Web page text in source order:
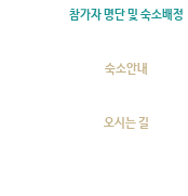
참가자 명단 및 숙소배정
숙소안내
오시는 길